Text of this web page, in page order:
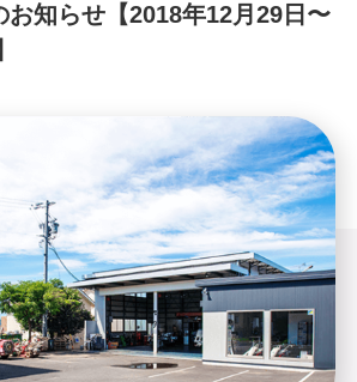
お知らせ【2018年12月29日〜